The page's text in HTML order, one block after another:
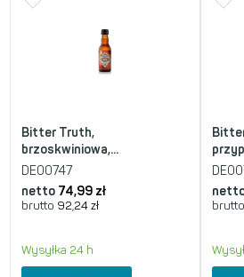
Bitter Truth,
brzoskwiniowa,...
DE00747
netto 74,99 zł
brutto 92,24 zł
Wysyłka 24 h
brutto